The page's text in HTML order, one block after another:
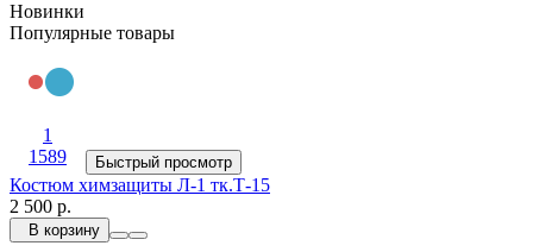
Новинки
Популярные товары
1
1589
Быстрый просмотр
Костюм химзащиты Л-1 тк.Т-15
2 500 р.
В корзину